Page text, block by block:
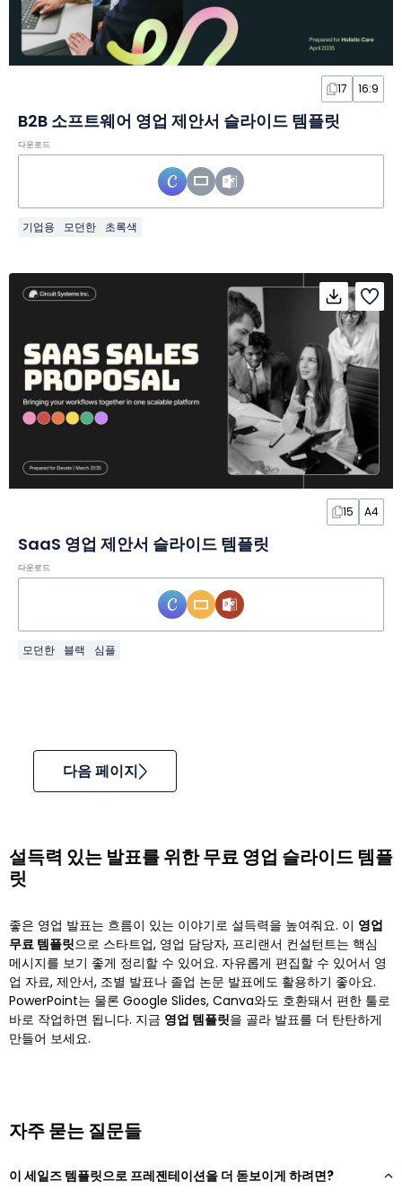
17 16:9
B2B 소프트웨어 영업 제안서 슬라이드 템플릿
다운로드
기업용 모던한 초록색
15 A4
SaaS 영업 제안서 슬라이드 템플릿
다운로드
모던한 블랙 심플
다음 페이지
설득력 있는 발표를 위한 무료 영업 슬라이드 템플
릿
좋은 영업 발표는 흐름이 있는 이야기로 설득력을 높여줘요. 이 영업
무료 템플릿으로 스타트업, 영업 담당자, 프리랜서 컨설턴트는 핵심
메시지를 보기 좋게 정리할 수 있어요. 자유롭게 편집할 수 있어서 영
업 자료, 제안서, 조별 발표나 졸업 논문 발표에도 활용하기 좋아요.
PowerPoint는 물론 Google Slides, Canva와도 호환돼서 편한 툴로
바로 작업하면 됩니다. 지금 영업 템플릿을 골라 발표를 더 탄탄하게
만들어 보세요.
자주 묻는 질문들
이 세일즈 템플릿으로 프레젠테이션을 더 돋보이게 하려면?